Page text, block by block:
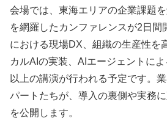
会場では、東海エリアの企業課題
を網羅したカンファレンスが2日間
における現場DX、組織の生産性を
カルAIの実装、AIエージェントに
以上の講演が行われる予定です。
パートたちが、導入の裏側や実務
を公開します。